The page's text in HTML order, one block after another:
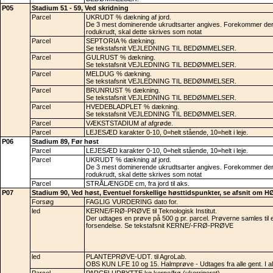
P05
Stadium 51 - 59, Ved skridning
Parcel
UKRUDT % dækning af jord.
De 3 mest dominerende ukrudtsarter angives. Forekommer
rodukrudt, skal dette skrives som notat
Parcel
SEPTORIA % dækning.
Se tekstafsnit VEJLEDNING TIL BEDØMMELSER.
Parcel
GULRUST % dækning.
Se tekstafsnit VEJLEDNING TIL BEDØMMELSER.
Parcel
MELDUG % dækning.
Se tekstafsnit VEJLEDNING TIL BEDØMMELSER.
Parcel
BRUNRUST % dækning.
Se tekstafsnit VEJLEDNING TIL BEDØMMELSER.
Parcel
HVEDEBLADPLET % dækning.
Se tekstafsnit VEJLEDNING TIL BEDØMMELSER.
Parcel
VÆKSTSTADIUM af afgrøde.
Parcel
LEJESÆD karakter 0-10, 0=helt stående, 10=helt i leje.
P06
Stadium 89, Før høst
Parcel
LEJESÆD karakter 0-10, 0=helt stående, 10=helt i leje.
Parcel
UKRUDT % dækning af jord.
De 3 mest dominerende ukrudtsarter angives. Forekommer
rodukrudt, skal dette skrives som notat
Parcel
STRÅLÆNGDE cm, fra jord til aks.
P07
Stadium 90, Ved høst, Eventuel forskellige høsttidspunkter, se afsnit om
Forsøg
FAGLIG VURDERING dato for.
led
KERNE/FRØ-PRØVE til Teknologisk Institut.
Der udtages en prøve på 500 g pr. parcel. Prøverne samles til
forsendelse. Se tekstafsnit KERNE/-FRØ-PRØVE
led
PLANTEPRØVE-UDT. til AgroLab.
OBS KUN LFE 10 og 15. Halmprøve - Udtages fra alle gent. I